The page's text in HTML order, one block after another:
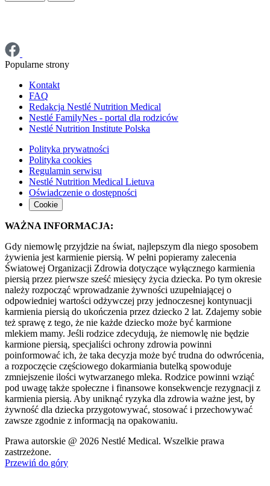
Popularne strony
Kontakt
FAQ
Redakcja Nestlé Nutrition Medical
Nestlé FamilyNes - portal dla rodziców
Nestlé Nutrition Institute Polska
Polityka prywatności
Polityka cookies
Regulamin serwisu
Nestlé Nutrition Medical Lietuva
Oświadczenie o dostępności
Cookie
WAŻNA INFORMACJA:
Gdy niemowlę przyjdzie na świat, najlepszym dla niego sposobem
żywienia jest karmienie piersią. W pełni popieramy zalecenia
Światowej Organizacji Zdrowia dotyczące wyłącznego karmienia
piersią przez pierwsze sześć miesięcy życia dziecka. Po tym okresie
należy rozpocząć wprowadzanie żywności uzupełniającej o
odpowiedniej wartości odżywczej przy jednoczesnej kontynuacji
karmienia piersią do ukończenia przez dziecko 2 lat. Zdajemy sobie
też sprawę z tego, że nie każde dziecko może być karmione
mlekiem mamy. Jeśli rodzice zdecydują, że niemowlę nie będzie
karmione piersią, specjaliści ochrony zdrowia powinni
poinformować ich, że taka decyzja może być trudna do odwrócenia,
a rozpoczęcie częściowego dokarmiania butelką spowoduje
zmniejszenie ilości wytwarzanego mleka. Rodzice powinni wziąć
pod uwagę także społeczne i finansowe konsekwencje rezygnacji z
karmienia piersią. Aby uniknąć ryzyka dla zdrowia ważne jest, by
żywność dla dziecka przygotowywać, stosować i przechowywać
zawsze zgodnie z informacją na opakowaniu.
Prawa autorskie @ 2026 Nestlé Medical. Wszelkie prawa
zastrzeżone.
Przewiń do góry